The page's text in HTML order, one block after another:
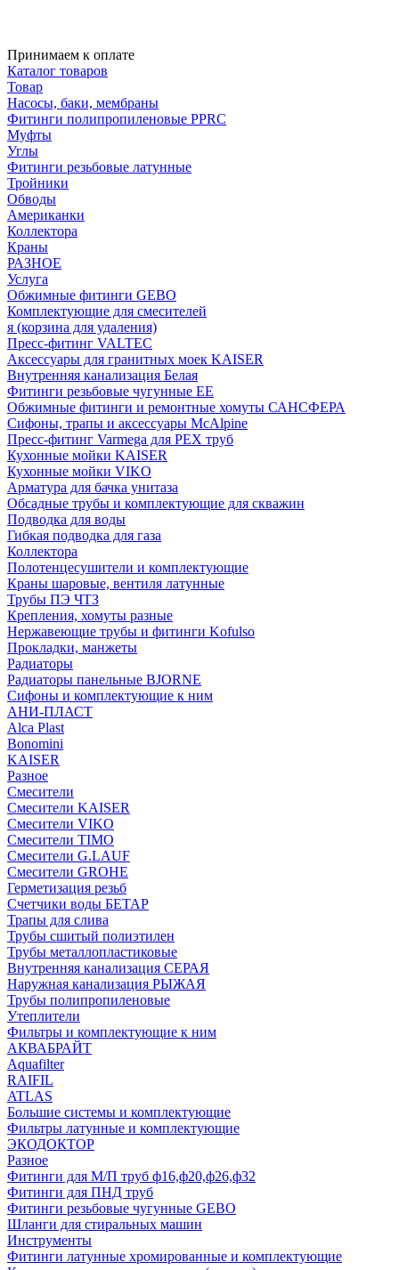
Принимаем к оплате
Каталог товаров
Товар
Насосы, баки, мембраны
Фитинги полипропиленовые PPRC
Муфты
Углы
Фитинги резьбовые латунные
Тройники
Обводы
Американки
Коллектора
Краны
РАЗНОЕ
Услуга
Обжимные фитинги GEBO
Комплектующие для смесителей
я (корзина для удаления)
Пресс-фитинг VALTEC
Аксессуары для гранитных моек KAISER
Внутренняя канализация Белая
Фитинги резьбовые чугунные EE
Обжимные фитинги и ремонтные хомуты САНСФЕРА
Сифоны, трапы и аксессуары McAlpine
Пресс-фитинг Varmega для PEX труб
Кухонные мойки KAISER
Кухонные мойки VIKO
Арматура для бачка унитаза
Обсадные трубы и комплектующие для скважин
Подводка для воды
Гибкая подводка для газа
Коллектора
Полотенцесушители и комплектующие
Краны шаровые, вентиля латунные
Трубы ПЭ ЧТЗ
Крепления, хомуты разные
Нержавеющие трубы и фитинги Kofulso
Прокладки, манжеты
Радиаторы
Радиаторы панельные BJORNE
Сифоны и комплектующие к ним
АНИ-ПЛАСТ
Alca Plast
Bonomini
KAISER
Разное
Смесители
Смесители KAISER
Смесители VIKO
Смесители TIMO
Смесители G.LAUF
Смесители GROHE
Герметизация резьб
Счетчики воды БЕТАР
Трапы для слива
Трубы сшитый полиэтилен
Трубы металлопластиковые
Внутренняя канализация СЕРАЯ
Наружная канализация РЫЖАЯ
Трубы полипропиленовые
Утеплители
Фильтры и комплектующие к ним
АКВАБРАЙТ
Aquafilter
RAIFIL
ATLAS
Большие системы и комплектующие
Фильтры латунные и комплектующие
ЭКОДОКТОР
Разное
Фитинги для М/П труб ф16,ф20,ф26,ф32
Фитинги для ПНД труб
Фитинги резьбовые чугунные GEBO
Шланги для стиральных машин
Инструменты
Фитинги латунные хромированные и комплектующие